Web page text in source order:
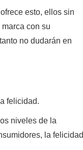
esto, ellos sin
con su
no dudarán en
felicidad.
niveles de la
la felicidad